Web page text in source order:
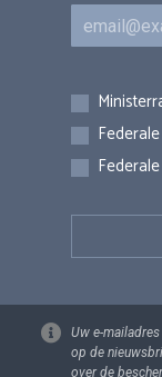
E-mail
Uw e-
op de
over de